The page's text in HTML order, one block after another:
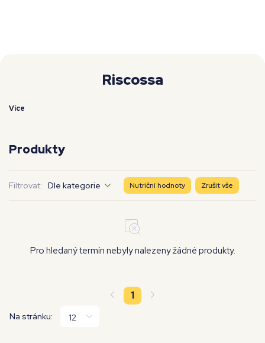
Riscossa
Více
Produkty
Filtrovat: Dle kategorie Nutriční hodnoty Zrušit vše
Pro hledaný termín nebyly nalezeny žádné produkty.
1
Na stránku: